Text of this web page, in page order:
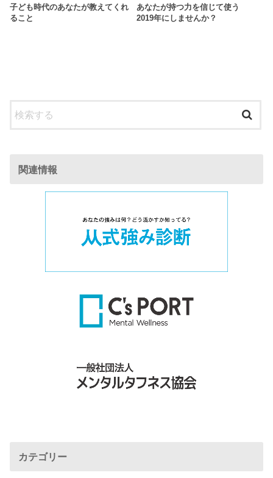
子ども時代のあなたが教えてくれ
ること
あなたが持つ力を信じて使う
2019年にしませんか？
関連情報
カテゴリー